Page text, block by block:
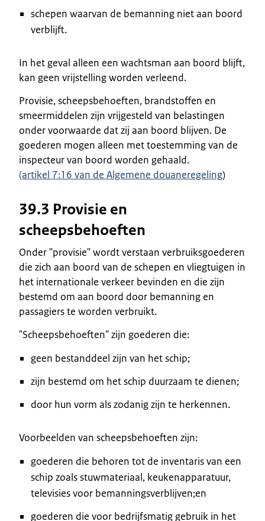
schepen waarvan de bemanning niet aan boord
verblijft.
In het geval alleen een wachtsman aan boord blijft,
kan geen vrijstelling worden verleend.
Provisie, scheepsbehoeften, brandstoffen en
smeermiddelen zijn vrijgesteld van belastingen
onder voorwaarde dat zij aan boord blijven. De
goederen mogen alleen met toestemming van de
inspecteur van boord worden gehaald.
(artikel 7:16 van de Algemene douaneregeling)
39.3 Provisie en
scheepsbehoeften
Onder "provisie" wordt verstaan verbruiksgoederen
die zich aan boord van de schepen en vliegtuigen in
het internationale verkeer bevinden en die zijn
bestemd om aan boord door bemanning en
passagiers te worden verbruikt.
"Scheepsbehoeften" zijn goederen die:
geen bestanddeel zijn van het schip;
zijn bestemd om het schip duurzaam te dienen;
door hun vorm als zodanig zijn te herkennen.
Voorbeelden van scheepsbehoeften zijn:
goederen die behoren tot de inventaris van een
schip zoals stuwmateriaal, keukenapparatuur,
televisies voor bemanningsverblijven;en
goederen die voor bedrijfsmatig gebruik in het